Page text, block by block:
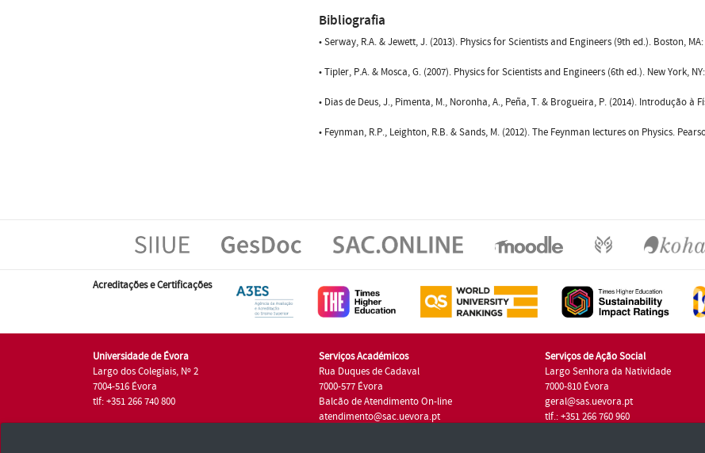
Bibliografia
• Serway, R.A. & Jewett, J. (2013). Physics for Scientists and Engineers (9th ed.). Boston,
• Tipler, P.A. & Mosca, G. (2007). Physics for Scientists and Engineers (6th ed.). New York,
• Dias de Deus, J., Pimenta, M., Noronha, A., Peña, T. & Brogueira, P. (2014). Introdução à
• Feynman, R.P., Leighton, R.B. & Sands, M. (2012). The Feynman lectures on Physics.
Acreditações e Certificações
Universidade de Évora
Largo dos Colegiais, Nº 2
7004-516 Évora
tlf: +351 266 740 800
Serviços Académicos
Rua Duques de Cadaval
7000-577 Évora
Balcão de Atendimento On-line
atendimento@sac.uevora.pt
Serviços de Ação Social
Largo Senhora da Natividade
7000-810 Évora
geral@sas.uevora.pt
tlf.: +351 266 760 960